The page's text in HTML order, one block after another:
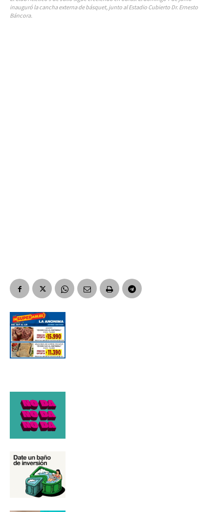
inauguró la cancha externa de básquet, junto al Estadio Cubierto Dr. Ernesto
Báncora.